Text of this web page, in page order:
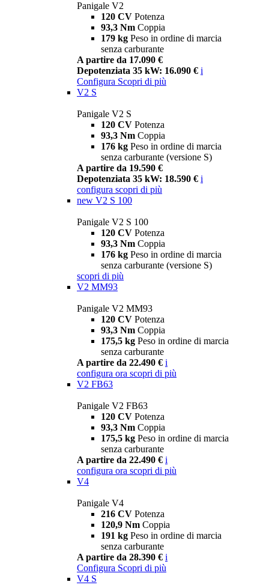
Panigale V2
120 CV Potenza
93,3 Nm Coppia
179 kg Peso in ordine di marcia
senza carburante
A partire da 17.090 €
Depotenziata 35 kW: 16.090 € i
Configura Scopri di più
V2 S
Panigale V2 S
120 CV Potenza
93,3 Nm Coppia
176 kg Peso in ordine di marcia
senza carburante (versione S)
A partire da 19.590 €
Depotenziata 35 kW: 18.590 € i
configura scopri di più
new V2 S 100
Panigale V2 S 100
120 CV Potenza
93,3 Nm Coppia
176 kg Peso in ordine di marcia
senza carburante (versione S)
scopri di più
V2 MM93
Panigale V2 MM93
120 CV Potenza
93,3 Nm Coppia
175,5 kg Peso in ordine di marcia
senza carburante
A partire da 22.490 € i
configura ora scopri di più
V2 FB63
Panigale V2 FB63
120 CV Potenza
93,3 Nm Coppia
175,5 kg Peso in ordine di marcia
senza carburante
A partire da 22.490 € i
configura ora scopri di più
V4
Panigale V4
216 CV Potenza
120,9 Nm Coppia
191 kg Peso in ordine di marcia
senza carburante
A partire da 28.390 € i
Configura Scopri di più
V4 S